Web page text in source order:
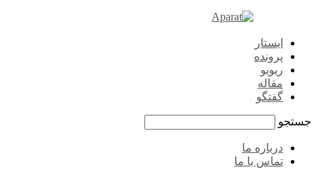
ایستار
پرونده
ریویو
مقاله
گفتگو
جستجو
درباره ما
تماس با ما